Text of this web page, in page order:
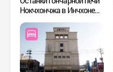
Нокчхончжа в Инчхоне